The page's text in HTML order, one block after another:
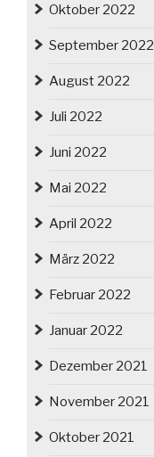
Oktober 2022
September 2022
August 2022
Juli 2022
Juni 2022
Mai 2022
April 2022
März 2022
Februar 2022
Januar 2022
Dezember 2021
November 2021
Oktober 2021